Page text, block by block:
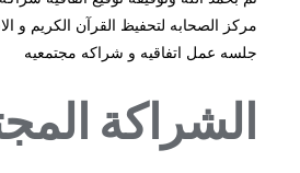
مركز الصحابه لتحفيظ القرآن الكريم و
جلسه عمل اتفاقيه و شراكه مجتمعيه
الشراكة